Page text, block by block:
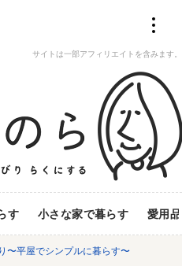
サイトは一部アフィリエイトを含みます。
す 小さな家で暮らす 愛用品
〜平屋でシンプルに暮らす〜